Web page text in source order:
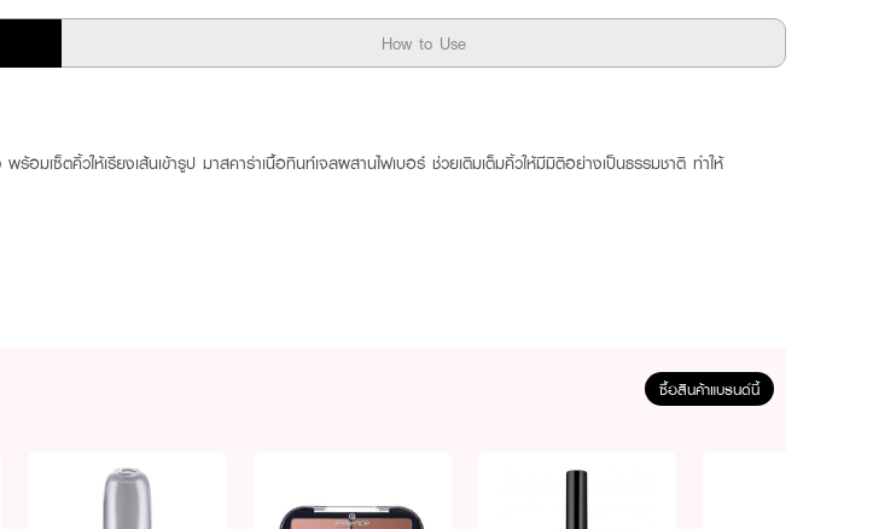
How to Use
เซ็ตคิ้วให้เรียงเส้นเข้ารูป มาสคาร่าเนื้อทินท์เจลผสานไฟเบอร์ ช่วยเติมเต็มคิ้วให้มีมิติอย่างเป็นธรรมชาติ ทำให้
ซื้อสินค้าแบรนด์นี้